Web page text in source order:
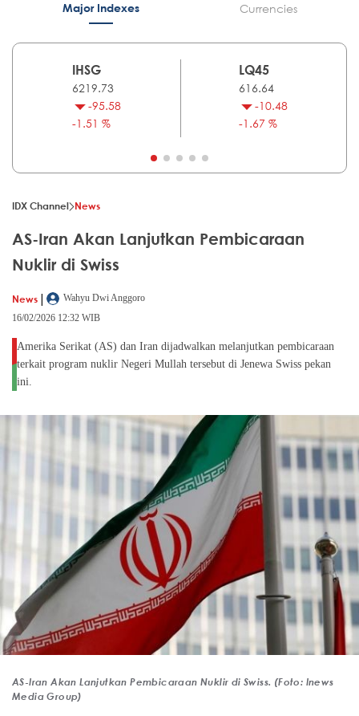
Major Indexes Currencies
IHSG
6219.73
-95.58
-1.51 %
LQ45
616.64
-10.48
-1.67 %
IDX Channel News
AS-Iran Akan Lanjutkan Pembicaraan
Nuklir di Swiss
News |
Wahyu Dwi Anggoro
16/02/2026 12:32 WIB
Amerika Serikat (AS) dan Iran dijadwalkan melanjutkan pembicaraan
terkait program nuklir Negeri Mullah tersebut di Jenewa Swiss pekan
ini.
AS-Iran Akan Lanjutkan Pembicaraan Nuklir di Swiss. (Foto: Inews
Media Group)